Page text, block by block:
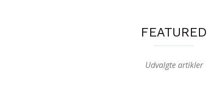
FEATURED
Udvalgte artikler